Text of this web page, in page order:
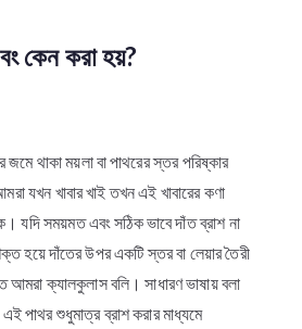
কেন করা হয়?
থাকা ময়লা বা পাথরের স্তর পরিষ্কার
যখন খাবার খাই তখন এই খাবারের কণা
যদি সময়মত এবং সঠিক ভাবে দাঁত ব্রাশ না
হয়ে দাঁতের উপর একটি স্তর বা লেয়ার তৈরী
আমরা ক্যালকুলাস বলি। সাধারণ ভাষায় বলা
পাথর শুধুমাত্র ব্রাশ করার মাধ্যমে